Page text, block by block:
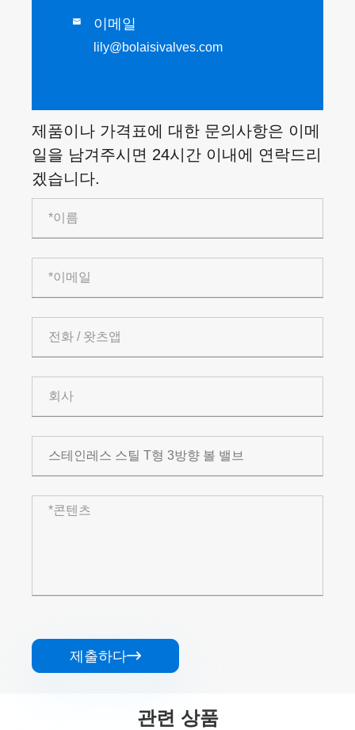
 이메일
lily@bolaisivalves.com
제품이나 가격표에 대한 문의사항은 이메
일을 남겨주시면 24시간 이내에 연락드리
겠습니다.
제출하다
관련 상품